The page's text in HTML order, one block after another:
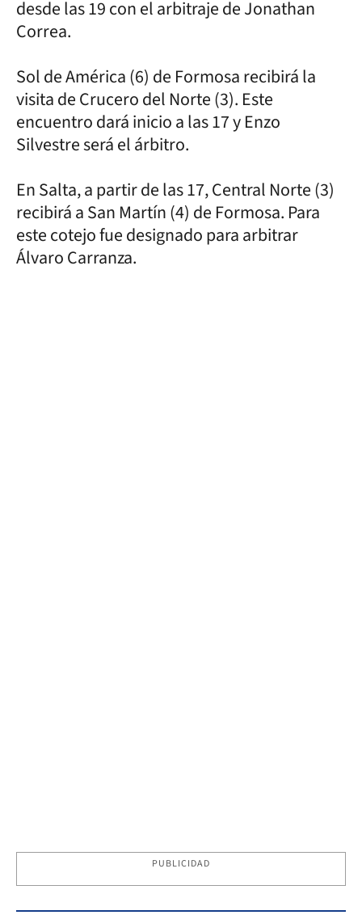
desde las 19 con el arbitraje de Jonathan
Correa.
Sol de América (6) de Formosa recibirá la
visita de Crucero del Norte (3). Este
encuentro dará inicio a las 17 y Enzo
Silvestre será el árbitro.
En Salta, a partir de las 17, Central Norte (3)
recibirá a San Martín (4) de Formosa. Para
este cotejo fue designado para arbitrar
Álvaro Carranza.
PUBLICIDAD